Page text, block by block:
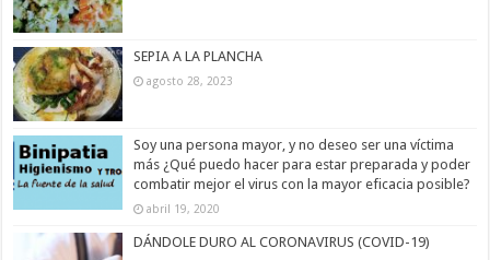
SEPIA A LA PLANCHA
agosto 28, 2023
Soy una persona mayor, y no deseo ser una víctima
más ¿Qué puedo hacer para estar preparada y poder
combatir mejor el virus con la mayor eficacia posible?
abril 19, 2020
DÁNDOLE DURO AL CORONAVIRUS (COVID-19)